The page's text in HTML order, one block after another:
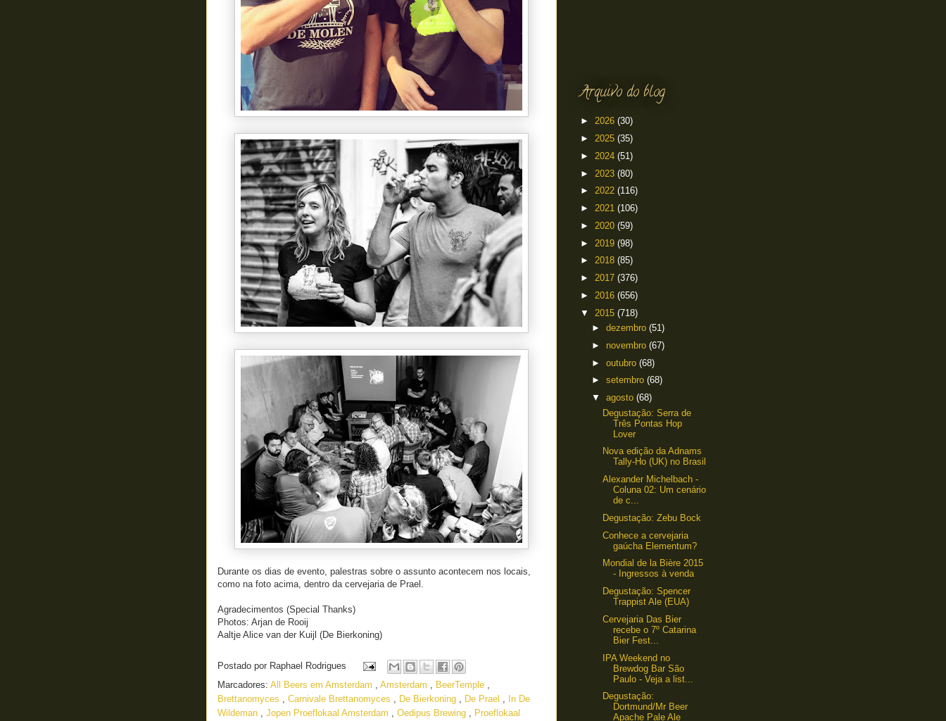
Durante os dias de evento, palestras sobre o assunto acontecem nos locais,
como na foto acima, dentro da cervejaria de Prael.
Agradecimentos (Special Thanks)
Photos: Arjan de Rooij
Aaltje Alice van der Kuijl (De Bierkoning)
Postado por Raphael Rodrigues
Marcadores: All Beers em Amsterdam , Amsterdam , BeerTemple ,
Brettanomyces , Carnivale Brettanomyces , De Bierkoning , De Prael , In De
Wildeman , Jopen Proeflokaal Amsterdam , Oedipus Brewing , Proeflokaal
Arquivo do blog
► 2026 (30)
► 2025 (35)
► 2024 (51)
► 2023 (80)
► 2022 (116)
► 2021 (106)
► 2020 (59)
► 2019 (98)
► 2018 (85)
► 2017 (376)
► 2016 (656)
▼ 2015 (718)
► dezembro (51)
► novembro (67)
► outubro (68)
► setembro (68)
▼ agosto (68)
Degustação: Serra de
Três Pontas Hop
Lover
Nova edição da Adnams
Tally-Ho (UK) no Brasil
Alexander Michelbach -
Coluna 02: Um cenário
de c...
Degustação: Zebu Bock
Conhece a cervejaria
gaúcha Elementum?
Mondial de la Bière 2015
- Ingressos à venda
Degustação: Spencer
Trappist Ale (EUA)
Cervejaria Das Bier
recebe o 7º Catarina
Bier Fest...
IPA Weekend no
Brewdog Bar São
Paulo - Veja a list...
Degustação:
Dortmund/Mr Beer
Apache Pale Ale